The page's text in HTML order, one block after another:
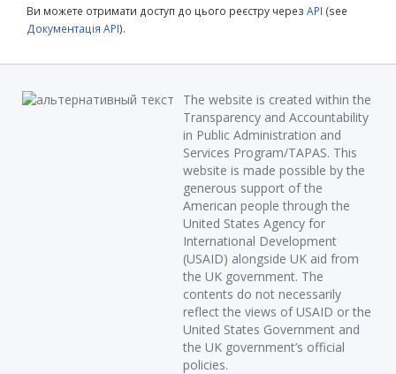
Ви можете отримати доступ до цього реєстру через API (see
Документація API).
The website is created within the
Transparency and Accountability
in Public Administration and
Services Program/TAPAS. This
website is made possible by the
generous support of the
American people through the
United States Agency for
International Development
(USAID) alongside UK aid from
the UK government. The
contents do not necessarily
reflect the views of USAID or the
United States Government and
the UK government’s official
policies.